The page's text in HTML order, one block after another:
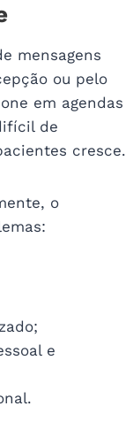
mensagens
ou pelo
em agendas
de
cresce.
o
e